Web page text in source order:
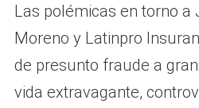
Las polémicas en torno a
Moreno y Latinpro
de presunto fraude a
vida extravagante,